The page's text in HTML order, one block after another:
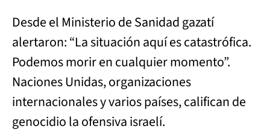
Desde el Ministerio de Sanidad gazatí
alertaron: “La situación aquí es catastrófica.
Podemos morir en cualquier momento”.
Naciones Unidas, organizaciones
internacionales y varios países, califican de
genocidio la ofensiva israelí.